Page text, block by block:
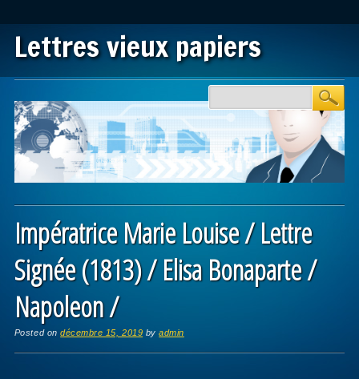
Lettres vieux papiers
Main menu
Impératrice Marie Louise / Lettre
Signée (1813) / Elisa Bonaparte /
Napoleon /
Posted ondécembre 15, 2019 byadmin